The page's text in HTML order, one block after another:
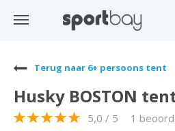
Terug naar 6+ persoons tent
Husky BOSTON
5,0 / 5 1